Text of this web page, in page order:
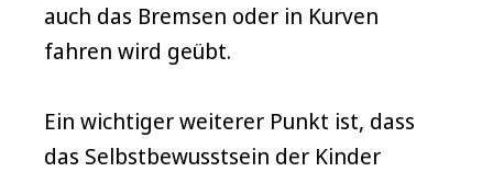
auch das Bremsen oder in Kurven
fahren wird geübt.
Ein wichtiger weiterer Punkt ist, dass
das Selbstbewusstsein der Kinder